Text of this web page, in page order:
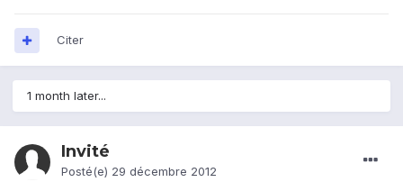
Citer
1 month later...
Invité
Posté(e) 29 décembre 2012